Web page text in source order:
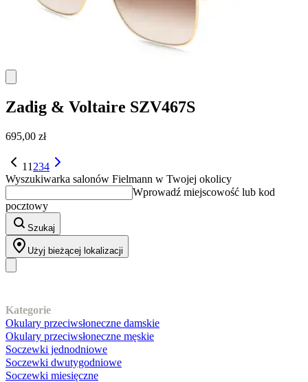
Zadig & Voltaire SZV467S
695,00 zł
1 1 234
Wyszukiwarka salonów Fielmann w Twojej okolicy
Wprowadź miejscowość lub kod
pocztowy
Szukaj
Użyj bieżącej lokalizacji
Kategorie
Okulary przeciwsłoneczne damskie
Okulary przeciwsłoneczne męskie
Soczewki jednodniowe
Soczewki dwutygodniowe
Soczewki miesięczne